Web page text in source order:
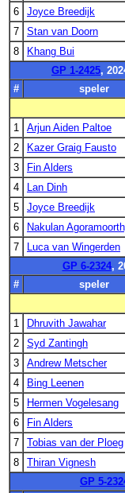
6
Joyce Breedijk
7
Stan van Doorn
8
Khang Bui
GP 1-2425,
#
speler
1
Arjun Aiden Paltoe
2
Kazer Graig Fausto
3
Fin Alders
4
Lan Dinh
5
Joyce Breedijk
6
Nakulan
7
Luca van Wingerden
GP 6-2324,
#
speler
1
Dhruvith Jawahar
2
Syd Zantingh
3
Andrew Metscher
4
Bing Leenen
5
Hermen Vogelesang
6
Fin Alders
7
Tobias van der Ploeg
8
Thiran Vignesh
GP 5-